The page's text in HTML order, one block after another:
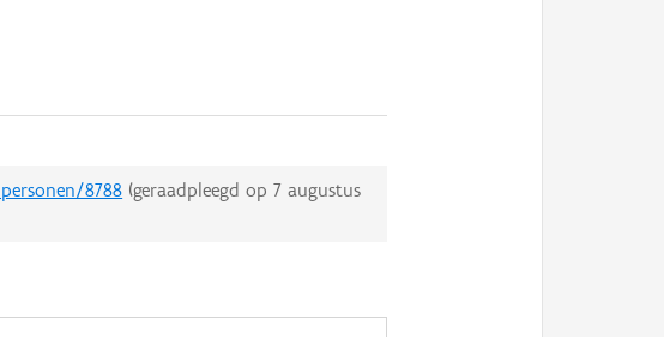
8788 (geraadpleegd op7 augustus